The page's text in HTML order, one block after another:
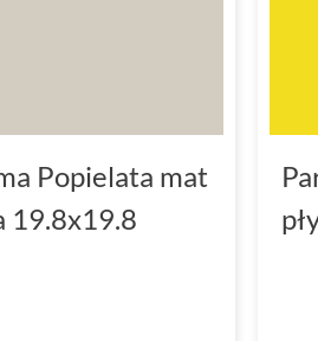
Popielata mat
19.8x19.8